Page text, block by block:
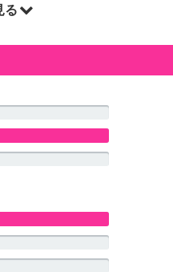
異なる場合がございますので、あらかじめ
る